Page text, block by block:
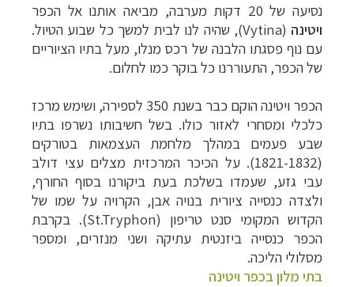
נסיעה של 20 דקות מערבה, מביאה אותנו אל הכפר
ויטינה (
Vytina), שהיה לנו לבית למשך כל שבוע הטיול.
עם נוף פסגתו הלבנה של רכס מנלו, מעל בתיו הציוריים
של הכפר, התעוררנו כל בוקר כמו לחלום.
הכפר ויטינה הוקם כבר בשנת 350 לספירה, ושימש מרכז
כלכלי ומסחרי לאזור כולו. בשל חשיבותו נשרפו בתיו
שבע פעמים במהלך מלחמת העצמאות בטורקים
(1821-1832). על הכיכר המרכזית מצלים עצי דולב
עבי גזע, שעמדו בשלכת בעת ביקורנו בסוף החורף,
ולצדה כנסייה ציורית בנויה אבן, הקרויה על שמו של
הקדוש המקומי סנט טריפון (St.Tryphon). בקרבת
הכפר כנסייה ביזנטית עתיקה ושני מנזרים, ומספר
מסלולי הליכה.
בתי מלון בכפר ויטינה